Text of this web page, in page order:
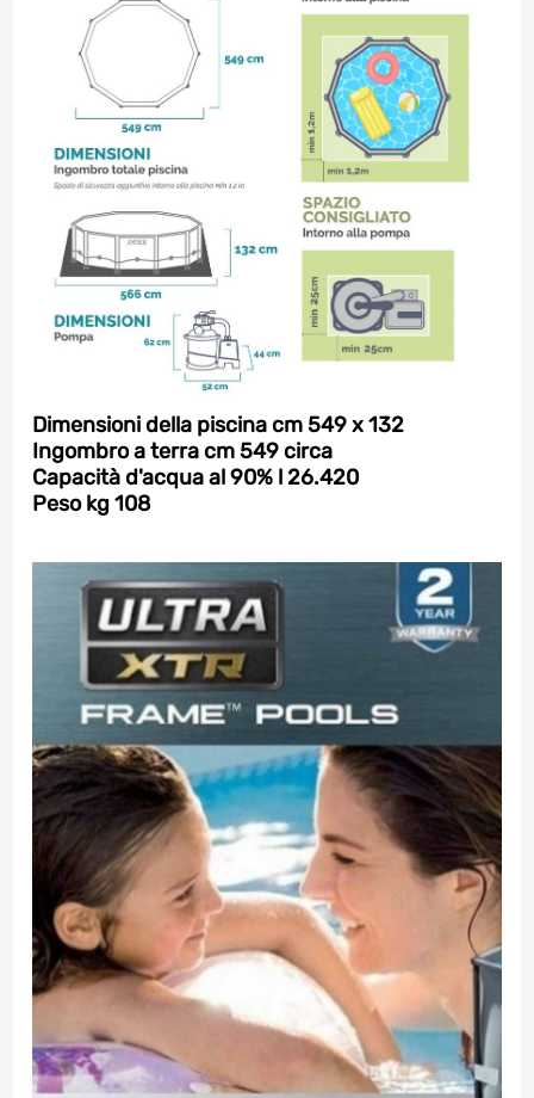
Dimensioni della piscina cm 549 x 132
Ingombro a terra cm 549 circa
Capacità d'acqua al 90% l 26.420
Peso kg 108
VUOI IL 5% DI SCONTO SUL TUO
PRIMO ACQUISTO?
Sì, voglio il 5% di sconto